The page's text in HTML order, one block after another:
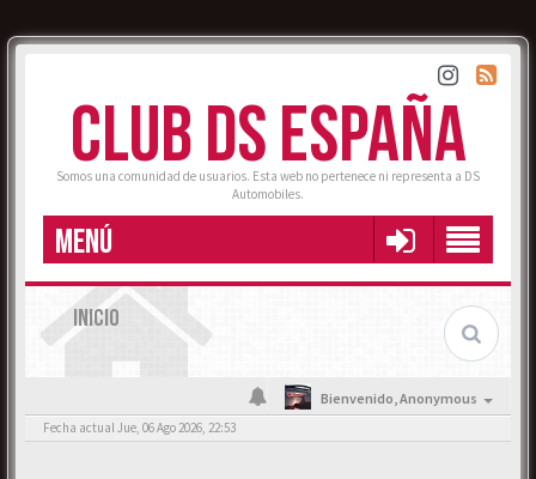
CLUB DS ESPAÑA
Somos una comunidad de usuarios. Esta web no pertenece ni representa a DS
Automobiles.
MENÚ
INICIO
Bienvenido,Anonymous
Fecha actual Jue, 06 Ago 2026, 22:53